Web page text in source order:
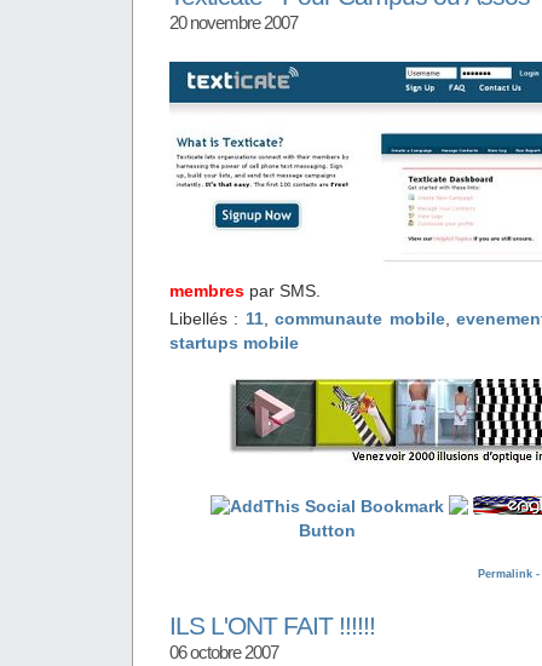
20 novembre 2007
membres par SMS.
Libellés : 11,communaute mobile,
startups mobile
Permalink -
ILS L'ONT FAIT !!!!!!
06 octobre 2007